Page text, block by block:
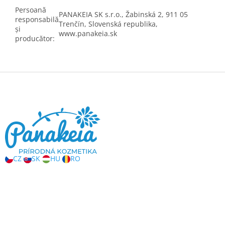
Persoană
responsabilă
și
producător:
PANAKEIA SK s.r.o., Žabinská 2, 911 05
Trenčín, Slovenská republika,
www.panakeia.sk
S
CZ SK HU RO